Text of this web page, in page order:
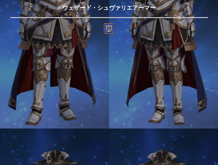
ウェザード・シュヴァリエアーマー